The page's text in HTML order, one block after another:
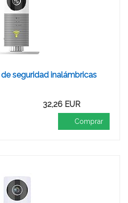
seguridad inalámbricas
32,26 EUR
Comprar